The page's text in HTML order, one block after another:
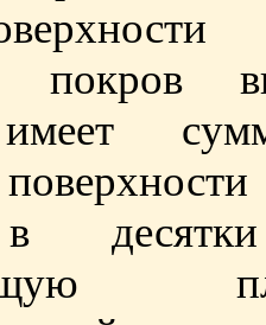
покров
в